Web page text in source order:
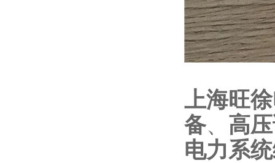
上海旺
备、 高
电力系